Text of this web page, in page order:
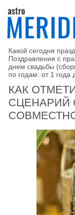
Какой сегодня
Поздравления с
днем свадьбы
по годам: от 1 года
КАК
СЦЕНАРИЙ